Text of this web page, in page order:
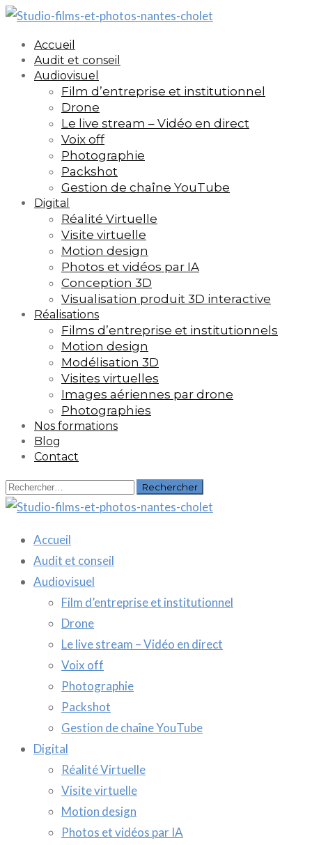
Accueil
Audit et conseil
Audiovisuel
Film d’entreprise et institutionnel
Drone
Le live stream – Vidéo en direct
Voix off
Photographie
Packshot
Gestion de chaîne YouTube
Digital
Réalité Virtuelle
Visite virtuelle
Motion design
Photos et vidéos par IA
Conception 3D
Visualisation produit 3D interactive
Réalisations
Films d’entreprise et institutionnels
Motion design
Modélisation 3D
Visites virtuelles
Images aériennes par drone
Photographies
Nos formations
Blog
Contact
Rechercher :
Accueil
Audit et conseil
Audiovisuel
Film d’entreprise et institutionnel
Drone
Le live stream – Vidéo en direct
Voix off
Photographie
Packshot
Gestion de chaîne YouTube
Digital
Réalité Virtuelle
Visite virtuelle
Motion design
Photos et vidéos par IA